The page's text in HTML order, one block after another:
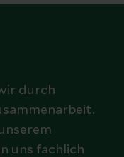
durch
uns fachlich